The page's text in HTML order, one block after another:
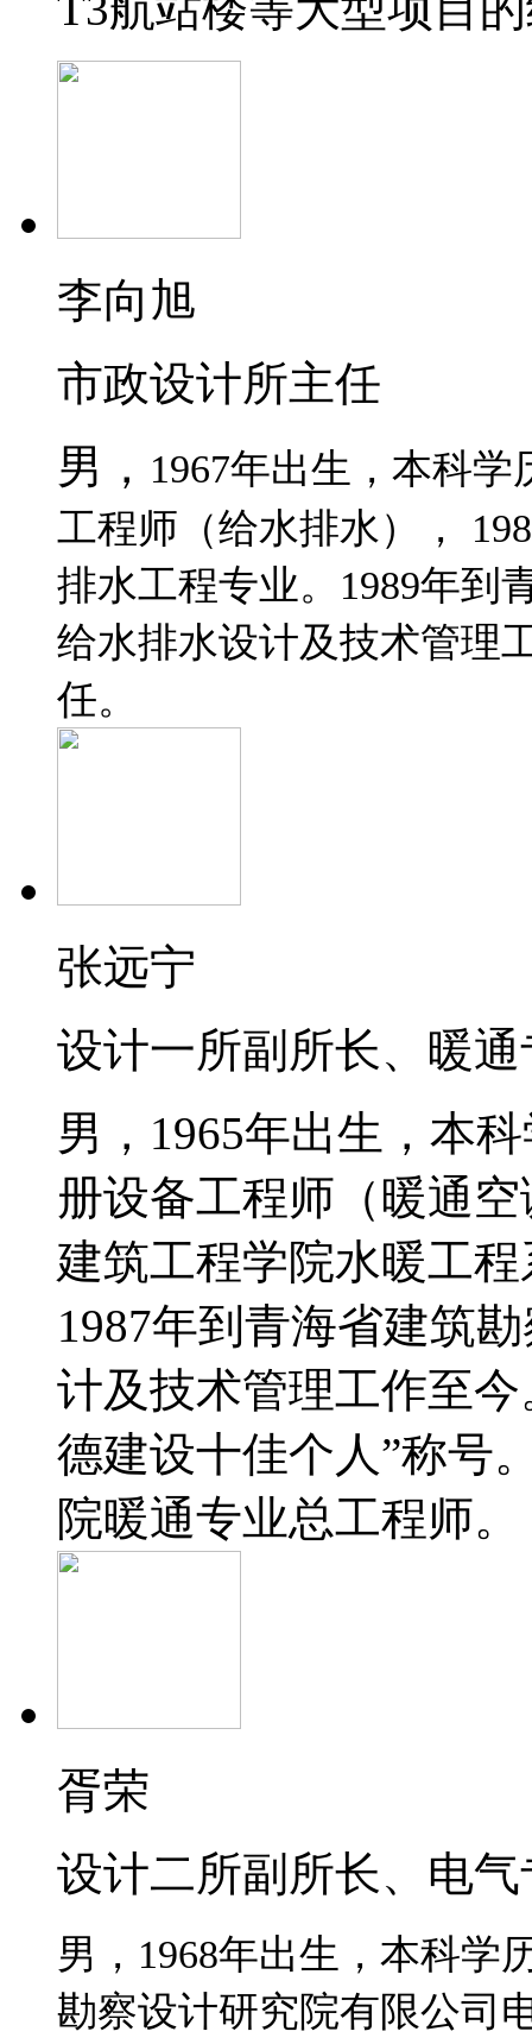
李向旭
市政设计所主任
男， 1967年出生，本科学
工程师（给水排水），
排水工程专业。 1989年到
给水排水设计及技术管理
任。
张远宁
设计一所副所长、暖
男， 1965年出生，本
册设备工程师（暖通
建筑工程学院水暖工
1987年到青海省建筑
计及技术管理工作至
德建设十佳个人”称号
院暖通专业总工程师。
胥荣
设计二所副所长、电
男， 1968年出生，本科学
勘察设计研究院有限公司